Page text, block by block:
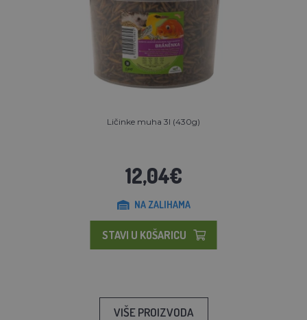
Ličinke muha 3l (430g)
12,04€
NA ZALIHAMA
STAVI U KOŠARICU
VIŠE PROIZVODA